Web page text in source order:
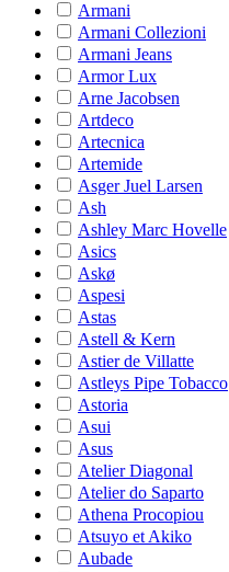
Armani
Armani Collezioni
Armani Jeans
Armor Lux
Arne Jacobsen
Artdeco
Artecnica
Artemide
Asger Juel Larsen
Ash
Ashley Marc Hovelle
Asics
Askø
Aspesi
Astas
Astell & Kern
Astier de Villatte
Astleys Pipe Tobacco
Astoria
Asui
Asus
Atelier Diagonal
Atelier do Saparto
Athena Procopiou
Atsuyo et Akiko
Aubade